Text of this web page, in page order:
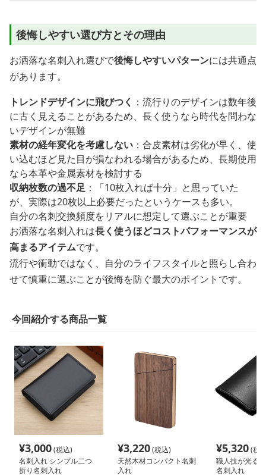
後悔しやすい選び方とその理由
お洒落な名刺入れ選びで後悔しやすいパターンには共通点
があります。
トレンドデザインに飛びつく ：流行りのデザインは数年後
に古く見えることがあるため、長く使うなら時代を問わな
いデザインが無難
素材の経年変化を考慮しない ：合皮素材は劣化が早く、使
い込むほど見た目が損なわれる場合があるため、長期使用
なら本革や金属素材を検討する
収納枚数の過不足 ：「10枚入れば十分」と思っていた
が、実際は20枚以上必要だったというケースも多い。
自分の名刺交換頻度をリアルに想定して選ぶことが重要
お洒落な名刺入れは長く使うほどコストパフォーマンスが
高まるアイテムです。
流行や衝動ではなく、自分のライフスタイルと照らし合わ
せて慎重に選ぶことが後悔を防ぐ最大のポイントです。
今回紹介する商品一覧
¥3,000(税込)
名刺入れ シンプル二つ
折り名刺入れ
¥3,220(税込)
天然木材コンパクト名刺
入れ
¥5,320(税
職人技が光る
名刺入れ